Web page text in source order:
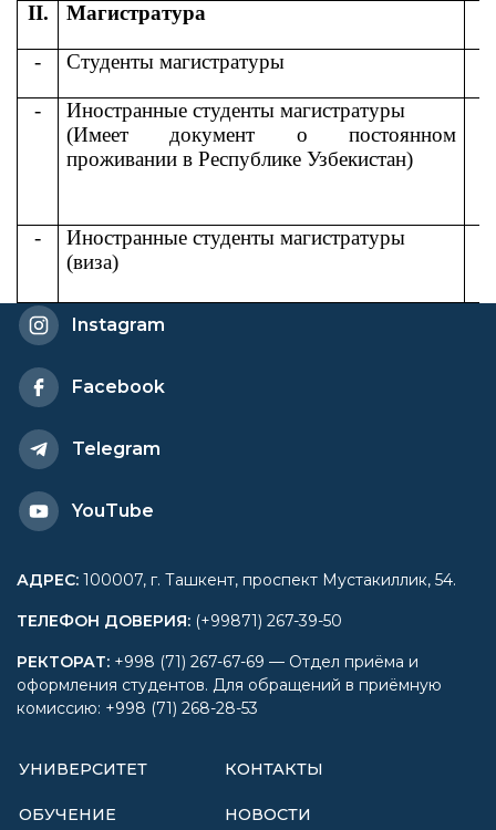
II.
Магистратура
- Студенты магистратуры
-
Иностранные студенты магистратуры
(Имеет документ о постоянном
проживании в Республике Узбекистан)
-
Иностранные студенты магистратуры
(виза)
Instagram
Facebook
Telegram
YouTube
АДРЕС: 100007, г. Ташкент, проспект Мустакиллик, 54.
ТЕЛЕФОН ДОВЕРИЯ: (+99871) 267-39-50
РЕКТОРАТ: +998 (71) 267-67-69 — Отдел приёма и
оформления студентов. Для обращений в приёмную
комиссию: +998 (71) 268-28-53
УНИВЕРСИТЕТ
ОБУЧЕНИЕ
КОНТАКТЫ
НОВОСТИ